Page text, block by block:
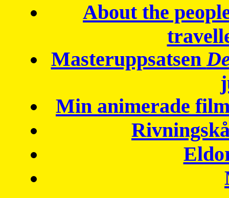
About the
Masteruppsatsen
Min animerade